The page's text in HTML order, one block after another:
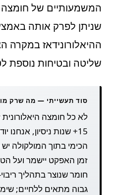
המשמעותיים של חומצה
שניתן לפרק אותה
ההיאלורונידאז במקרה
שליטה ובטיחות נוספת
סוד תעשייתי — מה שרק
לא כל חומצה
15+ שנות ניסיון, אנחנו
הכימי בתוך המולקולה
זמן האפקט יישמר ועל
גבוה מתאים ללחיים;